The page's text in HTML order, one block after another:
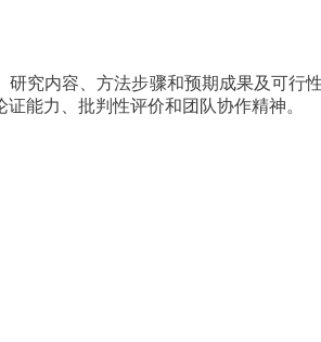
究内容、方法步骤和预期成果及可行
能力、批判性评价和团队协作精神。